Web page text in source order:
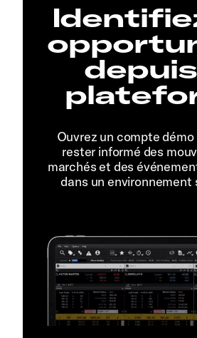
Ouvrez un compte
rester informé des
marchés et des
dans un environnement